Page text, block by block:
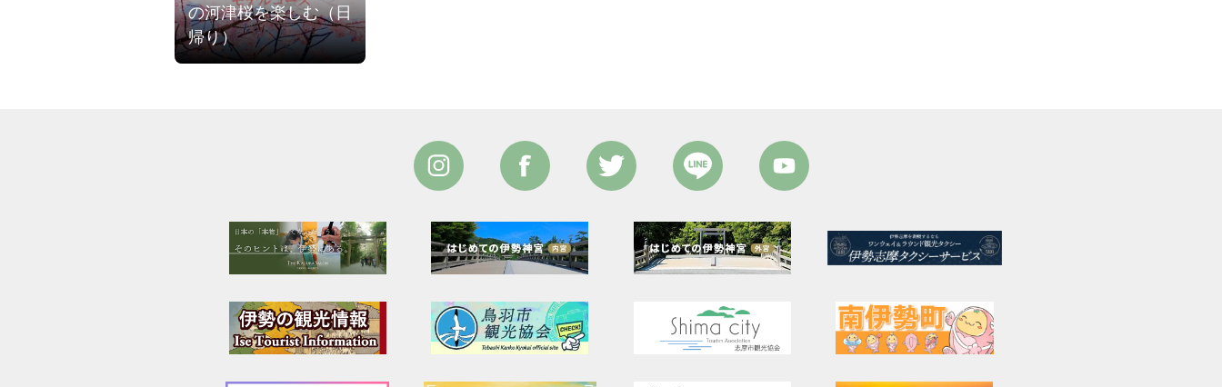
の河津桜を楽しむ（日
帰り）